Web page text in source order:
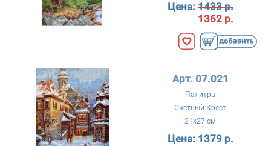
Цена:1433 р.
1362 р.
Арт. 07.021
Палитра
Счетный Крест
21x27 см
Цена: 1379 р.